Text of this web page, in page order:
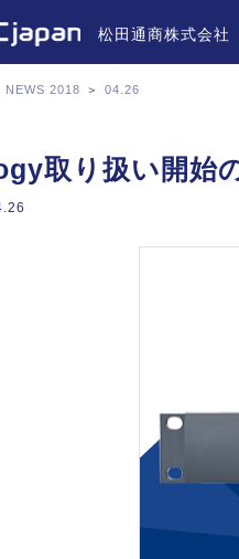
松田通商株式会社
NEWS 2018 ＞ 04.26
取り扱い開始